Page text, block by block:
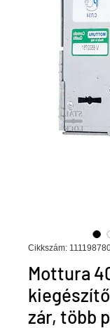
Cikkszám:
Mottura
zár, több